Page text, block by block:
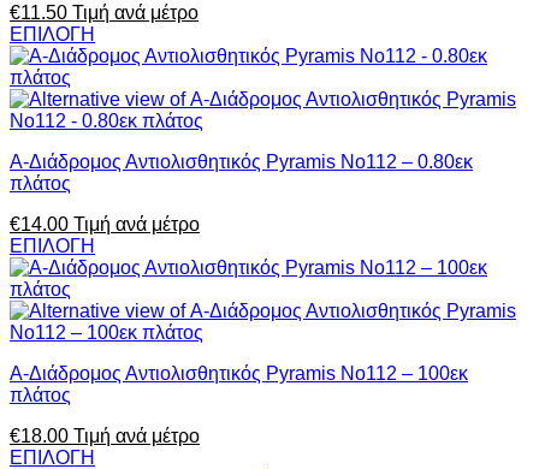
€11.50 Τιμή ανά μέτρο
ΕΠΙΛΟΓΗ
Α-Διάδρομος Αντιολισθητικός Pyramis No112 – 0.80εκ
πλάτος
€14.00 Τιμή ανά μέτρο
ΕΠΙΛΟΓΗ
Α-Διάδρομος Αντιολισθητικός Pyramis No112 – 100εκ
πλάτος
€18.00 Τιμή ανά μέτρο
ΕΠΙΛΟΓΗ